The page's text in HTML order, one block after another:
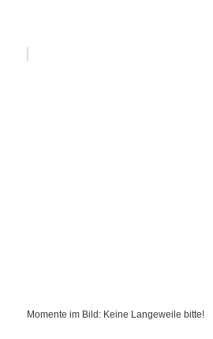
Momente im Bild: Keine Langeweile bitte!